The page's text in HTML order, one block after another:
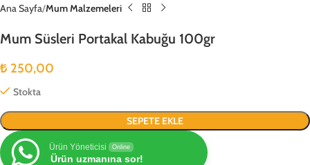
Ana Sayfa Mum Malzemeleri
Mum Süsleri Portakal Kabuğu 100gr
₺ 250,00
Stokta
SEPETE EKLE
Ürün Yöneticisi Online
Ürün uzmanına sor!